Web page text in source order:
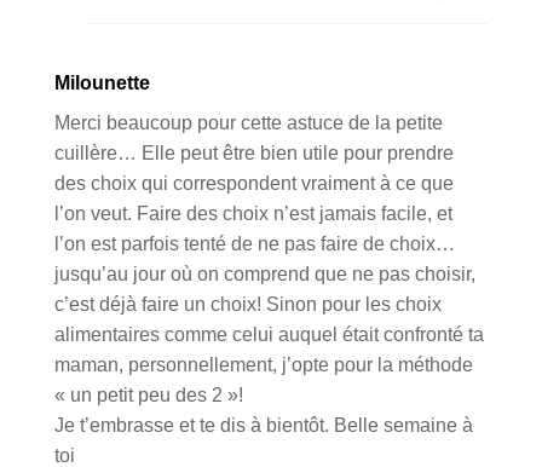
Milounette
Merci beaucoup pour cette astuce de la petite
cuillère… Elle peut être bien utile pour prendre
des choix qui correspondent vraiment à ce que
l’on veut. Faire des choix n’est jamais facile, et
l’on est parfois tenté de ne pas faire de choix…
jusqu’au jour où on comprend que ne pas choisir,
c’est déjà faire un choix! Sinon pour les choix
alimentaires comme celui auquel était confronté ta
maman, personnellement, j’opte pour la méthode
« un petit peu des 2 »!
Je t’embrasse et te dis à bientôt. Belle semaine à
toi